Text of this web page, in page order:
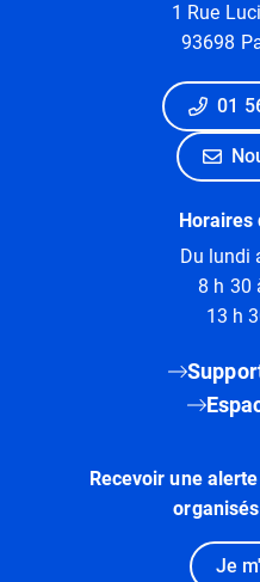
1 Rue
93698
01
Du lundi
8 h 30
13 h
Recevoir une
Je